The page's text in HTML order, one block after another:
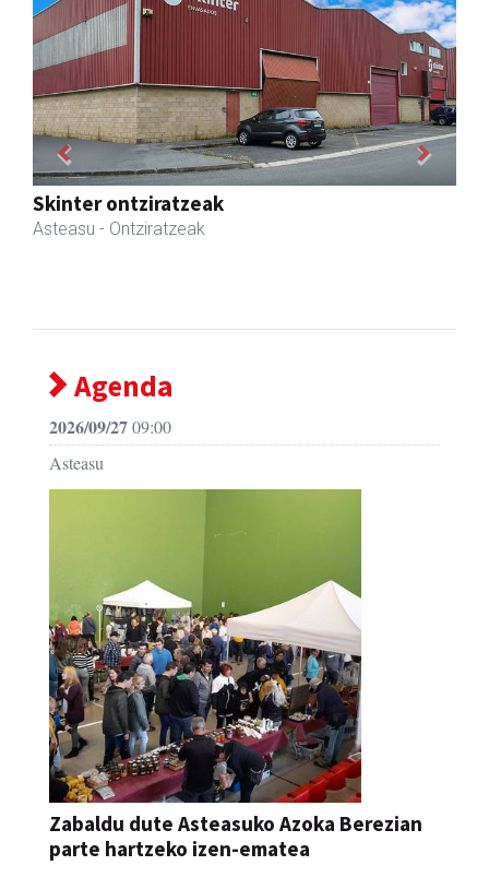
Transportes Lakunza
Asteasu - Garraioak
Previous Next
Agenda
2026/09/2709:00
Asteasu
Zabaldu dute Asteasuko Azoka Berezian
parte hartzeko izen-ematea